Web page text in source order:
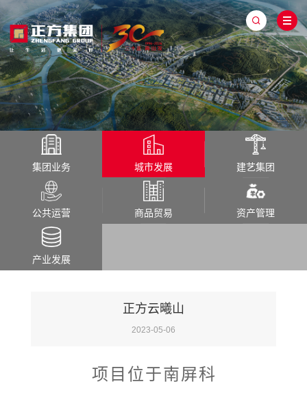
集团业务 城市发展 建艺集团
公共运营 商品贸易 资产管理
产业发展
正方云曦山
2023-05-06
项目位于南屏科